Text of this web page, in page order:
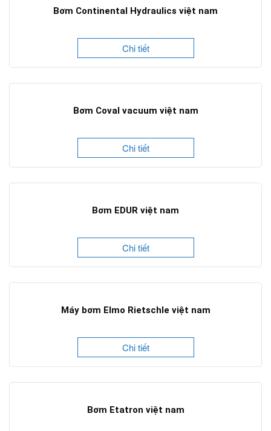
Bơm Continental Hydraulics việt nam
Chi tiết
Bơm Coval vacuum việt nam
Chi tiết
Bơm EDUR việt nam
Chi tiết
Máy bơm Elmo Rietschle việt nam
Chi tiết
Bơm Etatron việt nam